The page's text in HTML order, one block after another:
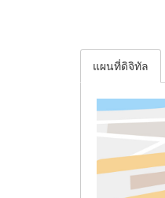
แผนที่ดิจิทัล